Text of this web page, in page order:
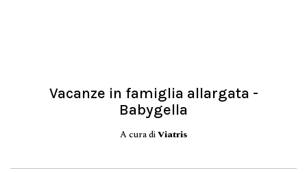
Vacanze in famiglia allargata -
Babygella
A cura diViatris